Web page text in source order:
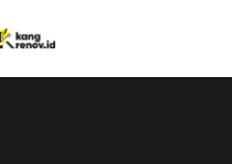
to
content